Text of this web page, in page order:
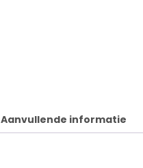
Aanvullende informatie